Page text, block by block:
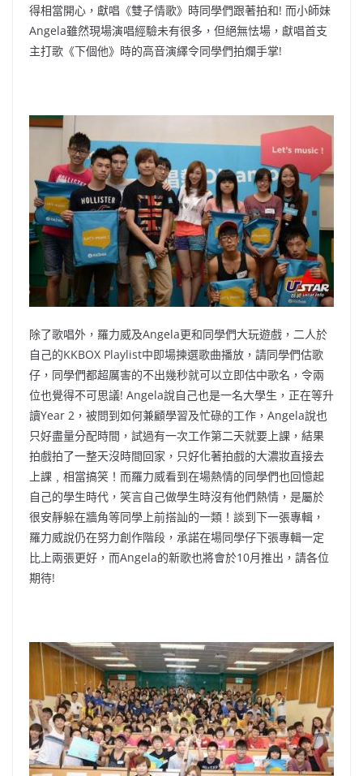
得相當開心，獻唱《雙子情歌》時同學們跟著拍和! 而小師妹
Angela雖然現場演唱經驗未有很多，但絕無怯場， 獻唱首支
主打歌《下個他》時的高音演繹令同學們拍爛手掌!
除了歌唱外，羅力威及Angela更和同學們大玩遊戲， 二人於
自己的KKBOX Playlist中即場揀選歌曲播放，請同學們估歌
仔， 同學們都超厲害的不出幾秒就可以立即估中歌名， 令兩
位也覺得不可思議! Angela說自己也是一名大學生，正在等升
讀Year 2，被問到如何兼顧學習及忙碌的工作，Angela說也
只好盡量分配時間，試過有一次工作第二天就要上課， 結果
拍戲拍了一整天沒時間回家， 只好化著拍戲的大濃妝直接去
上課﹐相當搞笑！ 而羅力威看到在場熱情的同學們也回憶起
自己的學生時代， 笑言自己做學生時沒有他們熱情， 是屬於
很安靜躲在牆角等同學上前搭訕的一類！談到下一張專輯，
羅力威說仍在努力創作階段， 承諾在場同學仔下張專輯一定
比上兩張更好，而Angela的新歌也將會於10月推出，請各位
期待!